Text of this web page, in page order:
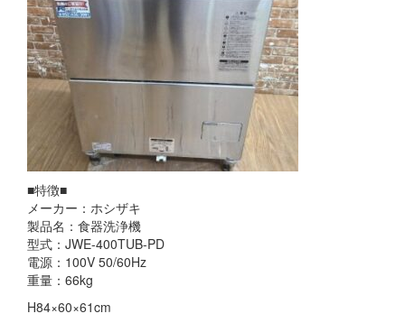
■特徴■
メーカー：ホシザキ
製品名：食器洗浄機
型式：JWE-400TUB-PD
電源：100V 50/60Hz
重量：66kg
H84×60×61cm